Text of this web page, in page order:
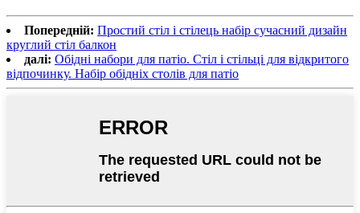
Попередній: Простий стіл і стілець набір сучасний дизайн
круглий стіл балкон
далі: Обідні набори для патіо. Стіл і стільці для відкритого
відпочинку. Набір обідніх столів для патіо